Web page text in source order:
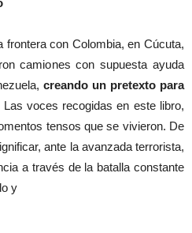
frontera con Colombia, en Cúcuta,
camiones con supuesta ayuda
creando un pretexto para
voces recogidas en este libro,
tensos que se vivieron. De
ante la avanzada terrorista,
a través de la batalla constante
y